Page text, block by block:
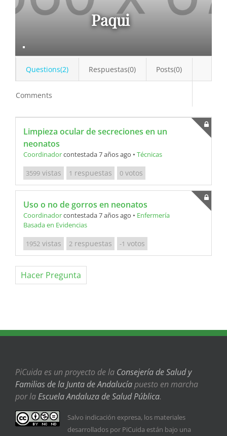
Paqui
Questions(2) Respuestas(0) Posts(0)
Comments
Limpieza ocular de secreciones en un
neonatos
Coordinadorcontestada 7 años ago • Técnicas
3599 vistas 1 respuestas 0 votos
Uso o no de gorros en neonatos
Coordinadorcontestada 7 años ago • Enfermería
Basada en Evidencias
1952 vistas 2 respuestas -1 votos
Hacer Pregunta
PiCuida es un proyecto de la Consejería de Salud y
Familias de la Junta de Andalucíapuesto en marcha
por laEscuela Andaluza de Salud Pública.
Salvo indicación expresa, los materiales
desarrollados por PiCuida están bajo una